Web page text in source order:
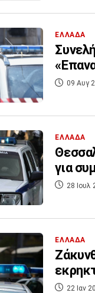
ΕΛΛΑΔΑ
09 Αυγ
ΕΛΛΑΔΑ
για
28 Ιουλ
ΕΛΛΑΔΑ
22 Ιαν